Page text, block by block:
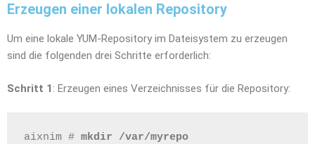
Erzeugen einer lokalen Repository
Um eine lokale YUM-Repository im Dateisystem zu erzeugen
sind die folgenden drei Schritte erforderlich:
Schritt 1 : Erzeugen eines Verzeichnisses für die Repository:
aixnim # mkdir /var/myrepo